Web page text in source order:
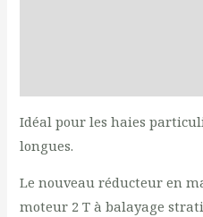
Idéal pour les haies
longues.
Le nouveau réducteur en
moteur 2 T à balayage